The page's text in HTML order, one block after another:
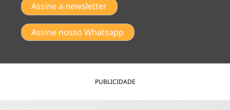
Assine a newsletter
Assine nosso Whatsapp
PUBLICIDADE